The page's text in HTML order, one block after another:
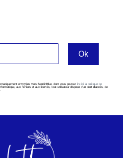
envoyées vers SendinBlue, dont vous pouvez lire ici la politique de
aux fichiers et aux libertés, tout utilisateur dispose d’un droit d’accès, de